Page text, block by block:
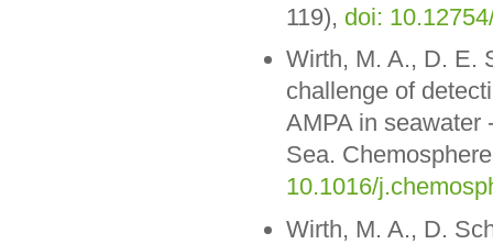
119), doi:
Wirth, M. A., D. E.
challenge of
AMPA in seawater
Sea.
10.1016/
Wirth, M. A., D.